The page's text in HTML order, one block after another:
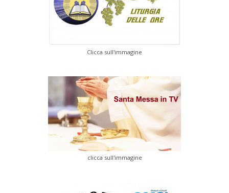
Clicca sull'immagine
clicca sull'immagine